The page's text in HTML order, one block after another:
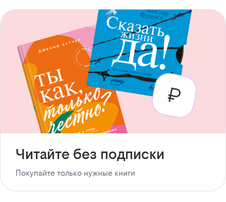
Читайте без подписки
Покупайте только нужные книги